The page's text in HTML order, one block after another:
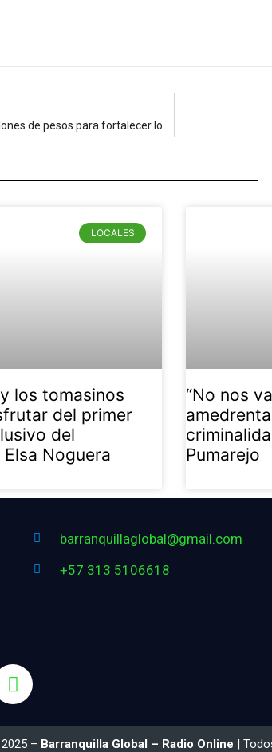
Ministerio de Educación y CAF unen esfuerzos por más de mil millones de pesos para fortalecer los espacios de aprendizaje e infraestructura educativa en Colombia
LOCALES
los tomasinos
del primer
del
Noguera
“No nos
Pumarejo
barranquillaglobal@gmail.com
+57 313 5106618
– Barranquilla Global – Radio Online |